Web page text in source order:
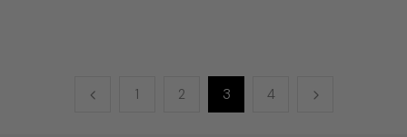
1 2 3 4